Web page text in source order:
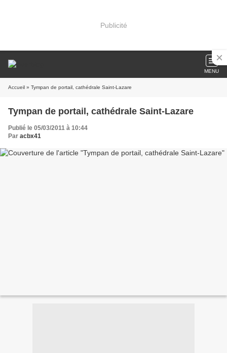
Publicité
MENU
Accueil » Tympan de portail, cathédrale Saint-Lazare
Tympan de portail, cathédrale Saint-Lazare
Publié le 05/03/2011 à 10:44
Par acbx41